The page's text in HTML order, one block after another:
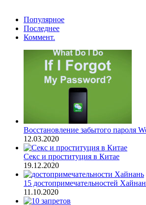
Популярное
Последнее
Коммент.
Восстановление забытого пароля
12.03.2020
Секс и проституция в Китае
19.12.2020
15 достопримечательностей
11.10.2020